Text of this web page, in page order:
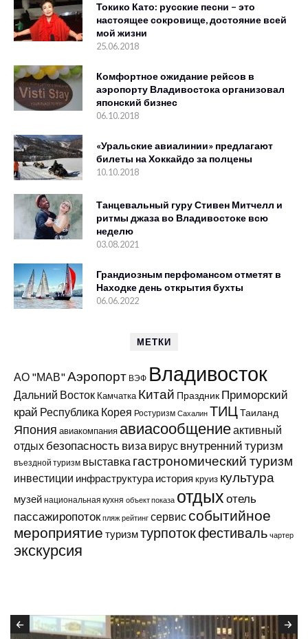
Токико Като: русские песни – это
настоящее сокровище, достояние всей
мой жизни
25.06.2018
Комфортное ожидание рейсов в
аэропорту Владивостока организовал
японский бизнес
06.10.2018
«Уральские авиалинии» предлагают
билеты на Хоккайдо за полцены
10.10.2018
Танцевальный гуру Стивен Митчелл и
ритмы джаза во Владивостоке всю
неделю
03.08.2021
Грандиозным перфомансом отметят в
Находке день открытия бухты
06.06.2022
МЕТКИ
АО "МАВ"Аэропорт ВЭФ Владивосток
Дальний Восток Камчатка Китай Праздник Приморский
край Республика Корея Ростуризм Сахалин ТИЦТаиланд
Япония авиакомпания авиасообщениеактивный
отдых безопасность виза вирус внутренний туризм
въездной туризм выставка гастрономический туризм
инвестиции инфраструктура история круиз культура
музей национальная кухня объект показа отдыхотель
пассажиропоток пляж рейтинг сервис событийное
мероприятие туризмтурпотокфестиваль чартер
экскурсия